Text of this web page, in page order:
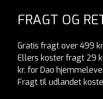
FRAGT OG
Gratis fragt over 499
Ellers koster fragt 29
kr. for Dao
Fragt til udlandet